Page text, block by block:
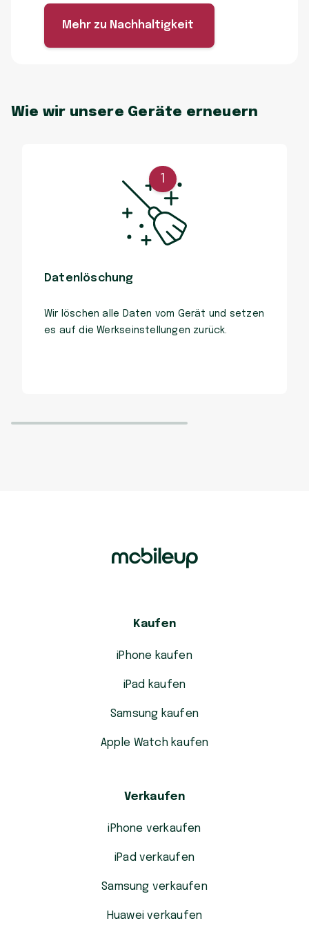
Mehr zu Nachhaltigkeit
Wie wir unsere Geräte erneuern
Datenlöschung
Wir löschen alle Daten vom Gerät und setzen
es auf die Werkseinstellungen zurück.
Kaufen
iPhone kaufen
iPad kaufen
Samsung kaufen
Apple Watch kaufen
Verkaufen
iPhone verkaufen
iPad verkaufen
Samsung verkaufen
Huawei verkaufen